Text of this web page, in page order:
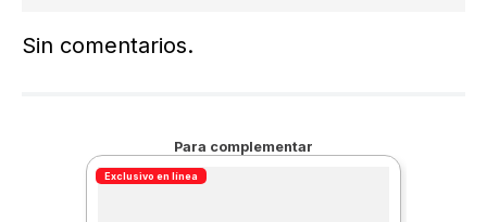
Sin comentarios.
Para complementar
Exclusivo en línea